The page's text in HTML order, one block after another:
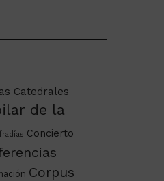
Catedrales
de la
Concierto
Corpus